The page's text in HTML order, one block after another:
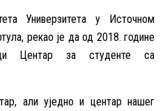
Универзитета у Источном
рекао је да од 2018. године
Центар за студенте са
али уједно и центар нашег